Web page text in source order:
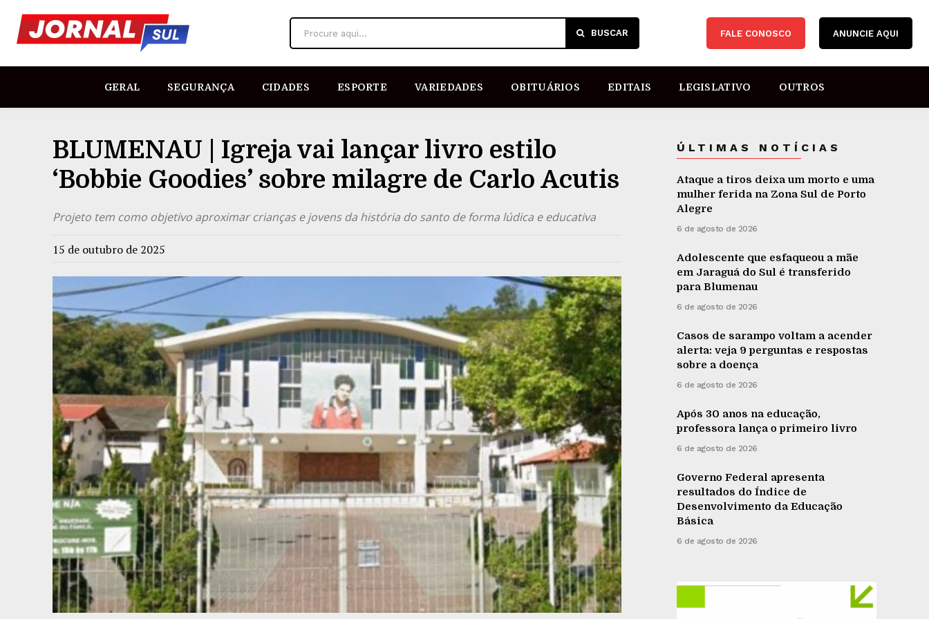
Procure aqui... BUSCAR FALE CONOSCO ANUNCIE AQUI
GERAL SEGURANÇA CIDADES ESPORTE VARIEDADES OBITUÁRIOS EDITAIS LEGISLATIVO OUTROS
BLUMENAU | Igreja vai lançar livro estilo
‘Bobbie Goodies’ sobre milagre de Carlo Acutis
Projeto tem como objetivo aproximar crianças e jovens da história do santo de forma lúdica e educativa
15 de outubro de 2025
ÚLTIMAS NOTÍCIAS
Ataque a tiros deixa um morto e uma
mulher ferida na Zona Sul de Porto
Alegre
6 de agosto de 2026
Adolescente que esfaqueou a mãe
em Jaraguá do Sul é transferido
para Blumenau
6 de agosto de 2026
Casos de sarampo voltam a acender
alerta: veja 9 perguntas e respostas
sobre a doença
6 de agosto de 2026
Após 30 anos na educação,
professora lança o primeiro livro
6 de agosto de 2026
Governo Federal apresenta
resultados do Índice de
Desenvolvimento da Educação
Básica
6 de agosto de 2026